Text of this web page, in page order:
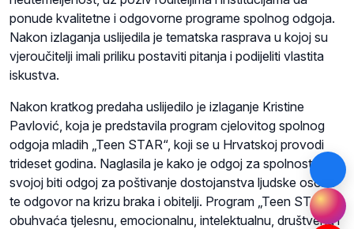
ponude kvalitetne i odgovorne programe spolnog odgoja.
Nakon izlaganja uslijedila je tematska rasprava u kojoj su
vjeroučitelji imali priliku postaviti pitanja i podijeliti vlastita
iskustva.
Nakon kratkog predaha uslijedilo je izlaganje Kristine
Pavlović, koja je predstavila program cjelovitog spolnog
odgoja mladih „Teen STAR“, koji se u Hrvatskoj provodi
trideset godina. Naglasila je kako je odgoj za spolnost u
svojoj biti odgoj za poštivanje dostojanstva ljudske osobe
te odgovor na krizu braka i obitelji. Program „Teen STAR“
obuhvaća tjelesnu, emocionalnu, intelektualnu, društvenu i